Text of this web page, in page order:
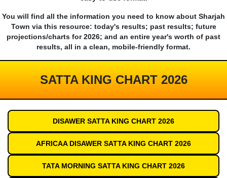
You will find all the information you need to know about Sharjah
Town via this resource: today's results; past results; future
projections/charts for 2026; and an entire year's worth of past
results, all in a clean, mobile-friendly format.
SATTA KING CHART 2026
DISAWER SATTA KING CHART 2026
AFRICAA DISAWER SATTA KING CHART 2026
TATA MORNING SATTA KING CHART 2026